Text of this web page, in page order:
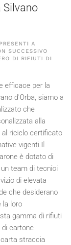
Silvano
A
SUCCESSIVO
DI RIFIUTI DI
efficace per la
d'Orba, siamo a
che
alla
al riciclo certificato
vigenti.Il
è dotato di
team di tecnici
di elevata
che desiderano
la loro
gamma di rifiuti
di cartone
straccia